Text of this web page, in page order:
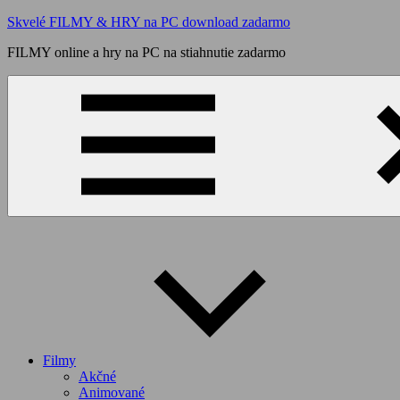
Skip
content
Skvelé FILMY & HRY na PC download zadarmo
FILMY online a hry na PC na stiahnutie zadarmo
Filmy
Akčné
Animované